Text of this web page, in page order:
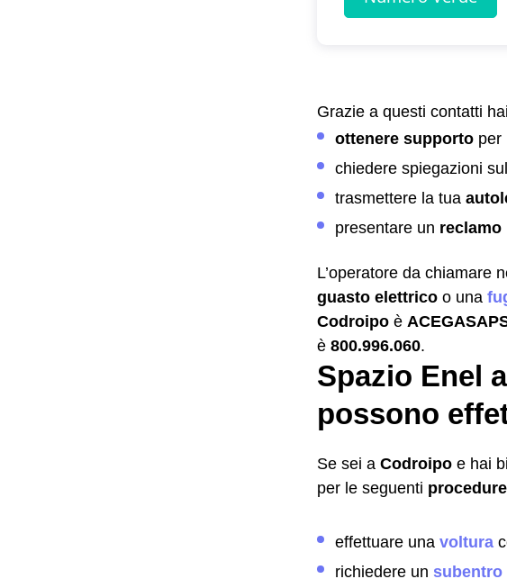
Grazie a questi contatti
ottenere supporto per
chiedere spiegazioni
trasmettere la tua
presentare un reclamo
L’operatore da chiamare
guasto elettrico o una
Codroipo è
è 800.996.060.
Spazio Enel
possono
Se sei a Codroipo e hai
per le seguenti procedure
effettuare una voltura
richiedere un subentro